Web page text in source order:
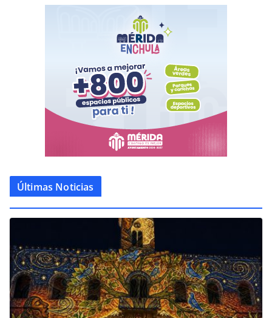
Últimas Noticias